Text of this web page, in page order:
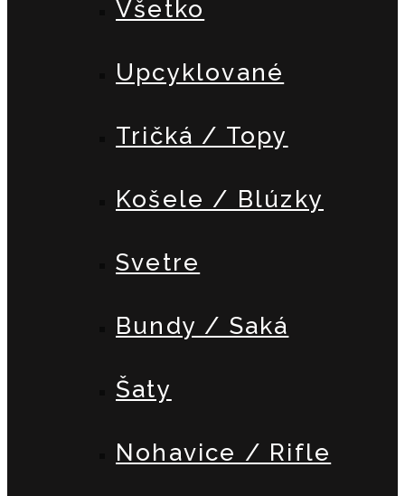
Všetko
Upcyklované
Tričká / Topy
Košele / Blúzky
Svetre
Bundy / Saká
Šaty
Nohavice / Rifle